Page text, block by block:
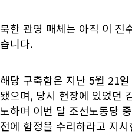
북한 관영 매체는 아직 이 진
습니다.
해당 구축함은 지난 5월 21
됐으며, 당시 현장에 있었던
노하며 이번 달 조선노동당
전에 함정을 수리하라고 지